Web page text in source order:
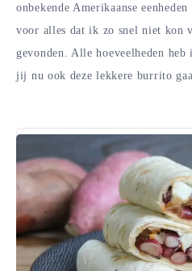
onbekende Amerikaanse
voor alles dat ik zo snel niet kon
gevonden. Alle hoeveelheden
jij nu ook deze lekkere burrito